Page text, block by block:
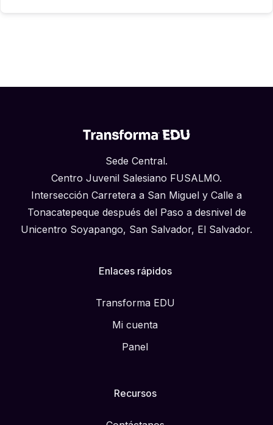
Sede Central.
Centro Juvenil Salesiano FUSALMO.
Intersección Carretera a San Miguel y Calle a
Tonacatepeque después del Paso a desnivel de
Unicentro Soyapango, San Salvador, El Salvador.
Enlaces rápidos
Transforma EDU
Mi cuenta
Panel
Recursos